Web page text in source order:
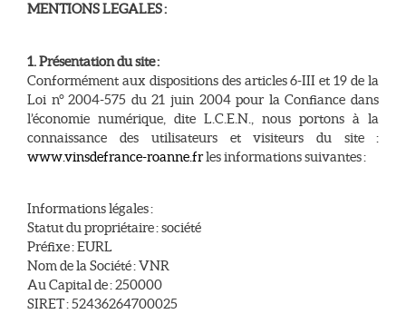
MENTIONS LEGALES :
1. Présentation du site :
Conformément aux dispositions des articles 6-III et 19 de la
Loi n° 2004-575 du 21 juin 2004 pour la Confiance dans
l’économie numérique, dite L.C.E.N., nous portons à la
connaissance des utilisateurs et visiteurs du site :
www.vinsdefrance-roanne.frles informations suivantes :
Informations légales :
Statut du propriétaire : société
Préfixe : EURL
Nom de la Société : VNR
Au Capital de : 250000
SIRET : 52436264700025